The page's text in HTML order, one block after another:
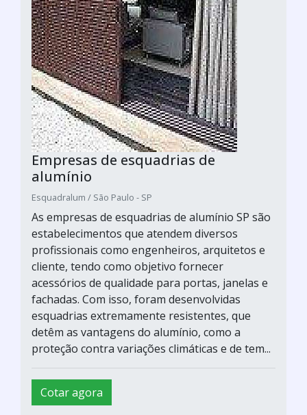
Empresas de esquadrias de
alumínio
Esquadralum / São Paulo - SP
As empresas de esquadrias de alumínio SP são
estabelecimentos que atendem diversos
profissionais como engenheiros, arquitetos e
cliente, tendo como objetivo fornecer
acessórios de qualidade para portas, janelas e
fachadas. Com isso, foram desenvolvidas
esquadrias extremamente resistentes, que
detêm as vantagens do alumínio, como a
proteção contra variações climáticas e de tem...
Cotar agora